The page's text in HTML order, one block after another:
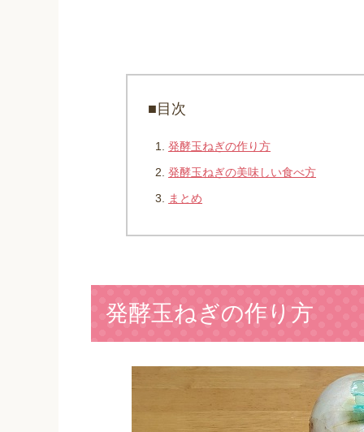
■目次
発酵玉ねぎの作り方
発酵玉ねぎの美味しい食べ方
まとめ
発酵玉ねぎの作り方